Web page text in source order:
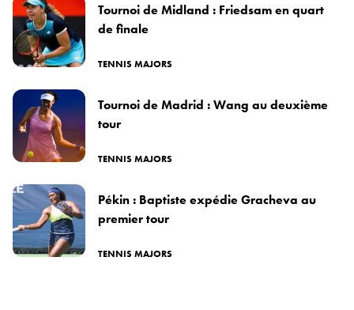
Tournoi de Midland : Friedsam en quart
de finale
TENNIS MAJORS
Tournoi de Madrid : Wang au deuxième
tour
TENNIS MAJORS
Pékin : Baptiste expédie Gracheva au
premier tour
TENNIS MAJORS